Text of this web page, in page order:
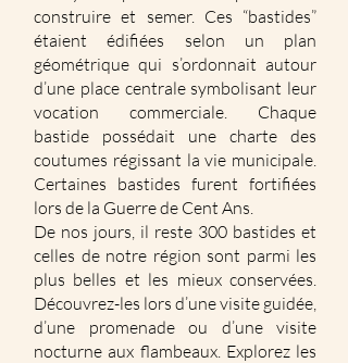
construire et semer. Ces “bastides”
étaient édifiées selon un plan
géométrique qui s’ordonnait autour
d’une place centrale symbolisant leur
vocation commerciale. Chaque
bastide possédait une charte des
coutumes régissant la vie municipale.
Certaines bastides furent fortifiées
lors de la Guerre de Cent Ans.
De nos jours, il reste 300 bastides et
celles de notre région sont parmi les
plus belles et les mieux conservées.
Découvrez-les lors d’une visite guidée,
d’une promenade ou d’une visite
nocturne aux flambeaux. Explorez les